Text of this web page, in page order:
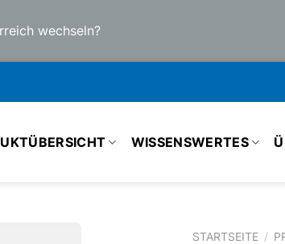
wechseln?
WISSENSWERTES
STARTSEITE /